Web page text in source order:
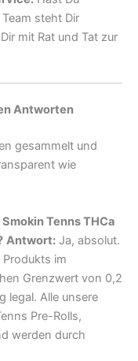
steht Dir
mit Rat und Tat zur
Antworten
gesammelt und
wie
Tenns THCa
Antwort: Ja, absolut.
im
Grenzwert von 0,2
legal. Alle unsere
Pre-Rolls,
werden durch